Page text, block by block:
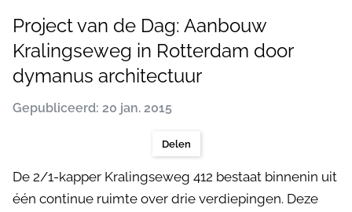
Project van de Dag: Aanbouw
Kralingseweg in Rotterdam door
dymanus architectuur
Gepubliceerd: 20 jan. 2015
Delen
De 2/1-kapper Kralingseweg 412 bestaat binnenin uit
één continue ruimte over drie verdiepingen. Deze